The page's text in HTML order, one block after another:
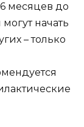
месяцев до
начать
– только